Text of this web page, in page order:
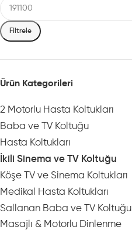
Filtrele
Ürün Kategorileri
2 Motorlu Hasta Koltukları
Baba ve TV Koltuğu
Hasta Koltukları
İkili Sinema ve TV Koltuğu
Köşe TV ve Sinema Koltukları
Medikal Hasta Koltukları
Sallanan Baba ve TV Koltuğu |
Masajlı & Motorlu Dinlenme